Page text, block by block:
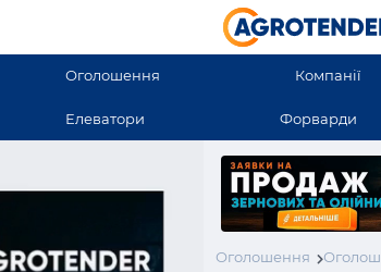
Оголошення Компанії
Елеватори Форварди
Оголошення